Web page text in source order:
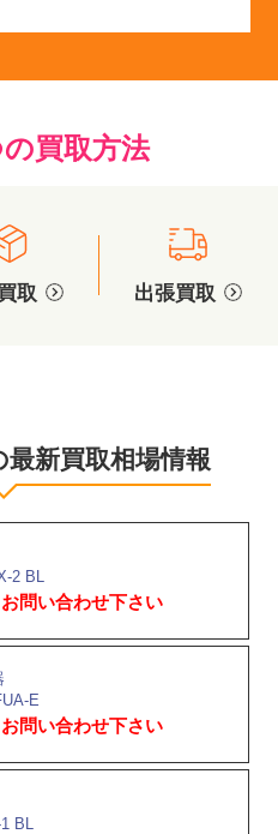
買取方法
取 出張買取
最新買取相場情報
2 BL
お問い合わせ下さい
E
お問い合わせ下さい
BL